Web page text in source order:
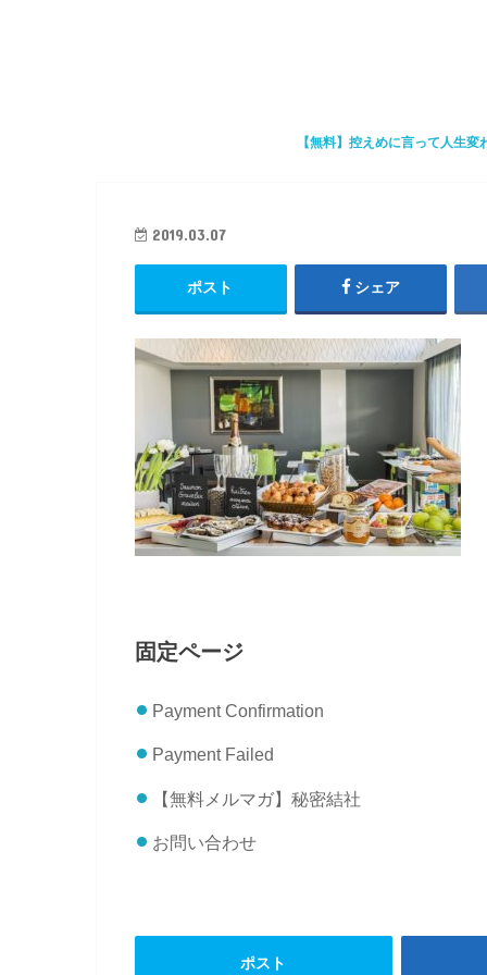
【無料】控えめに言って人生変
2019.03.07
ポスト シェア
固定ページ
Payment Confirmation
Payment Failed
【無料メルマガ】秘密結社
お問い合わせ
ポスト